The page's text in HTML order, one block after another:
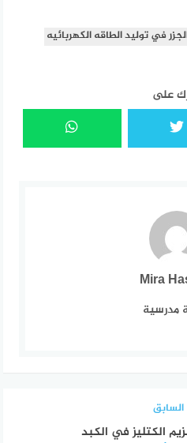
في توليد الطاقه الكهربائيه
على
Mira
مدرسية
السابق
الكتليز في الكبد